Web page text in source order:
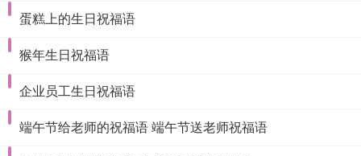
蛋糕上的生日祝福语
猴年生日祝福语
企业员工生日祝福语
端午节给老师的祝福语 端午节送老师祝福语